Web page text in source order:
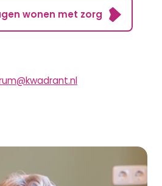
wonen met zorg